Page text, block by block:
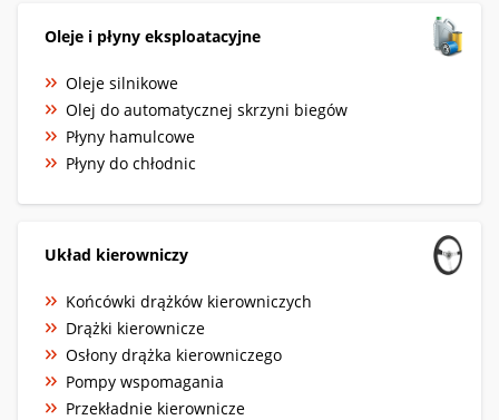
Oleje i płyny eksploatacyjne
Oleje silnikowe
Olej do automatycznej skrzyni biegów
Płyny hamulcowe
Płyny do chłodnic
Układ kierowniczy
Końcówki drążków kierowniczych
Drążki kierownicze
Osłony drążka kierowniczego
Pompy wspomagania
Przekładnie kierownicze